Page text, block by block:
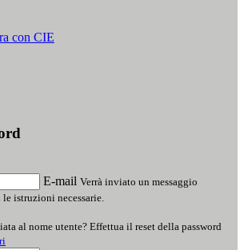
con CIE
E-mail Verrà inviato un messaggio
istruzioni necessarie.
al nome utente? Effettua il reset della password